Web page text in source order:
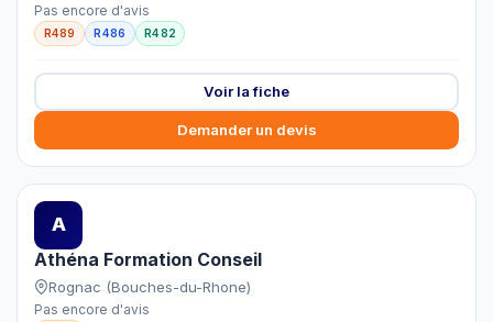
Pas encore d'avis
R489 R486 R482
Voir la fiche
Demander un devis
A
Athéna Formation Conseil
Rognac (Bouches-du-Rhone)
Pas encore d'avis